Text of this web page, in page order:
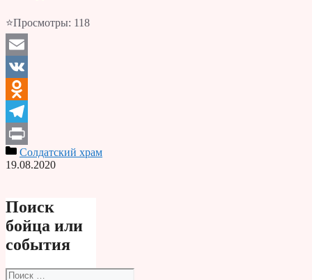
⭐Просмотры: 118
Email
VK
Odnoklassniki
Telegram
PrintСолдатский храм
19.08.2020
Поиск
бойца или
события
Поиск: